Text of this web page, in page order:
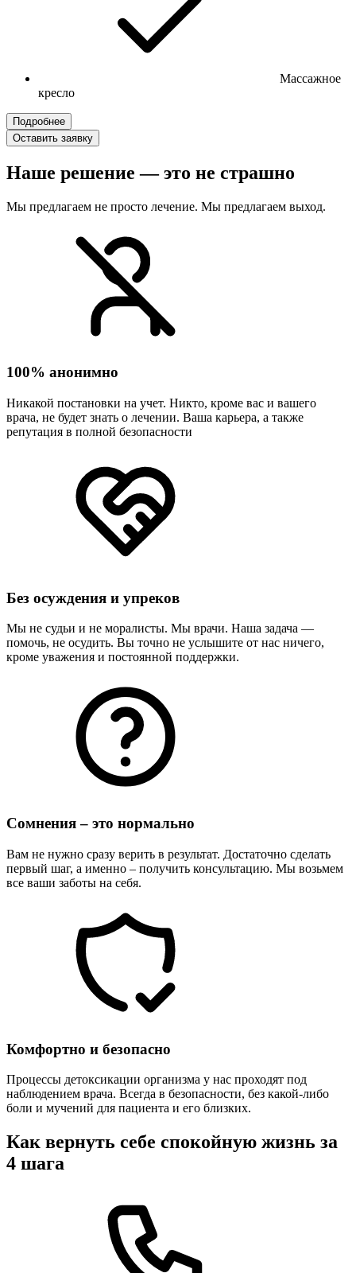
Массажное
кресло
Подробнее
Оставить заявку
Наше решение — это не страшно
Мы предлагаем не просто лечение. Мы предлагаем выход.
100% анонимно
Никакой постановки на учет. Никто, кроме вас и вашего
врача, не будет знать о лечении. Ваша карьера, а также
репутация в полной безопасности
Без осуждения и упреков
Мы не судьи и не моралисты. Мы врачи. Наша задача —
помочь, не осудить. Вы точно не услышите от нас ничего,
кроме уважения и постоянной поддержки.
Сомнения – это нормально
Вам не нужно сразу верить в результат. Достаточно сделать
первый шаг, а именно – получить консультацию. Мы возьмем
все ваши заботы на себя.
Комфортно и безопасно
Процессы детоксикации организма у нас проходят под
наблюдением врача. Всегда в безопасности, без какой-либо
боли и мучений для пациента и его близких.
Как вернуть себе спокойную жизнь за
4 шага